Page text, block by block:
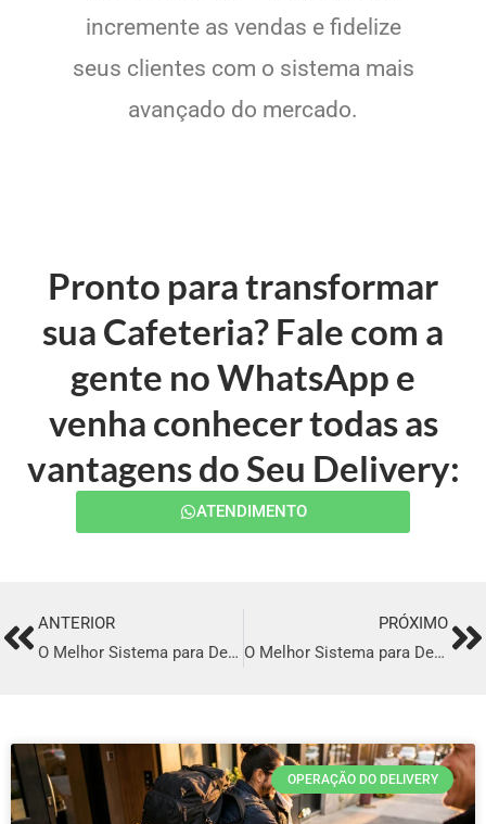
incremente as vendas e fidelize
seus clientes com o sistema mais
avançado do mercado.
Pronto para transformar
sua Cafeteria? Fale com a
gente no WhatsApp e
venha conhecer todas as
vantagens do Seu Delivery:
ATENDIMENTO
PrevANTERIOR
O Melhor Sistema para Delivery em Coruripe
PRÓXIMO
O Melhor Sistema para Delivery em Primavera do Leste
OPERAÇÃO DO DELIVERY